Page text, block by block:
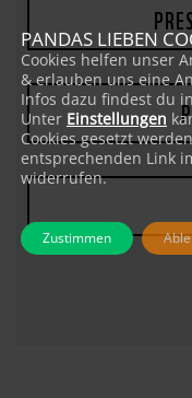
PANDAS LIEBEN
Cookies helfen unser
& erlauben uns eine
Infos dazu findest du
Unter Einstellungen
Cookies gesetzt
entsprechenden Link
widerrufen.
Zustimmen